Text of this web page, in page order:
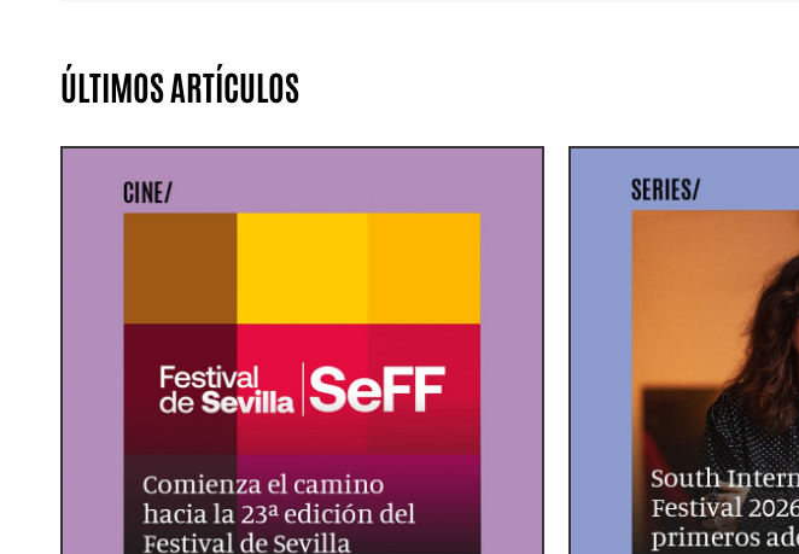
ÚLTIMOS ARTÍCULOS